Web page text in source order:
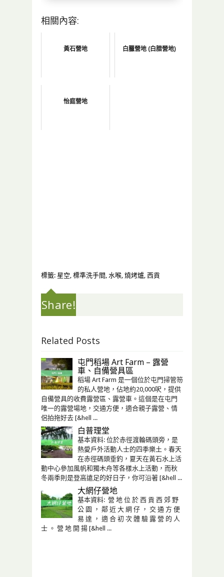
相關內容:
黃石營地 白臘營地 (白腊營地)
怡庭營地
標籤: 星空, 標準洗手間 , 水喉, 燒烤爐, 西貢
Share!
Related Posts
屯門稻場 Art Farm – 露營
車、自備營具區
稻場 Art Farm 是一個位於屯門掃管笏
的私人營地，佔地約20,000呎，提供
自備營具的收費露營區、露營車。這個是在屯門
唯一的露營場地，交通方便，適合親子露營、情
侶拍拖好去 [&hell ...
白普理堂
基本資料: 位於赤徑渡輪碼頭旁，是
熱愛戶外活動人士的四季樂土。春天
在赤徑碼頭垂釣，夏天在黃石水上活
動中心參加風帆和獨木舟等各樣水上活動，而秋
冬兩季則是登高遠足的好日子，你可沿著 [&hell ...
大網仔營地
基本資料: 營 地 位 於 西 貢 西 郊 野
公 園 ， 鄰 近 大 網 仔 ， 交 通 方 便
易 達 ， 適 合 初 次 體 驗 露 營 的 人
士 。 營 地 開 揚 [&hell ...